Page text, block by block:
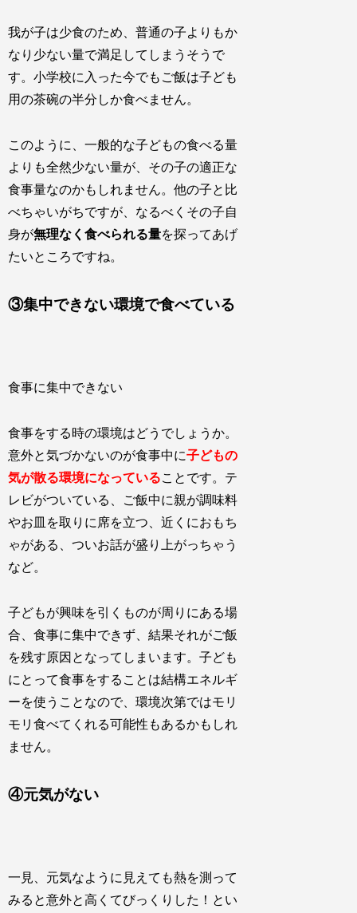
我が子は少食のため、普通の子よりもか
なり少ない量で満足してしまうそうで
す。小学校に入った今でもご飯は子ども
用の茶碗の半分しか食べません。
このように、一般的な子どもの食べる量
よりも全然少ない量が、その子の適正な
食事量なのかもしれません。他の子と比
べちゃいがちですが、なるべくその子自
身が無理なく食べられる量を探ってあげ
たいところですね。
③集中できない環境で食べている
食事に集中できない
食事をする時の環境はどうでしょうか。
意外と気づかないのが食事中に子どもの
気が散る環境になっていることです。テ
レビがついている、ご飯中に親が調味料
やお皿を取りに席を立つ、近くにおもち
ゃがある、ついお話が盛り上がっちゃう
など。
子どもが興味を引くものが周りにある場
合、食事に集中できず、結果それがご飯
を残す原因となってしまいます。子ども
にとって食事をすることは結構エネルギ
ーを使うことなので、環境次第ではモリ
モリ食べてくれる可能性もあるかもしれ
ません。
④元気がない
一見、元気なように見えても熱を測って
みると意外と高くてびっくりした！とい